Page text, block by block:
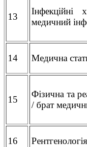
13
медичний
14 Медична
15
Фізична та
/ брат
16